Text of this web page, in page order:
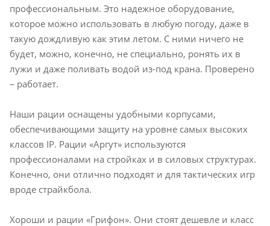
профессиональным. Это надежное оборудование,
которое можно использовать в любую погоду, даже в
такую дождливую как этим летом. С ними ничего не
будет, можно, конечно, не специально, ронять их в
лужи и даже поливать водой из-под крана. Проверено
– работает.
Наши рации оснащены удобными корпусами,
обеспечивающими защиту на уровне самых высоких
классов IP. Рации «Аргут» используются
профессионалами на стройках и в силовых структурах.
Конечно, они отлично подходят и для тактических игр
вроде страйкбола.
Хороши и рации «Грифон». Они стоят дешевле и класс